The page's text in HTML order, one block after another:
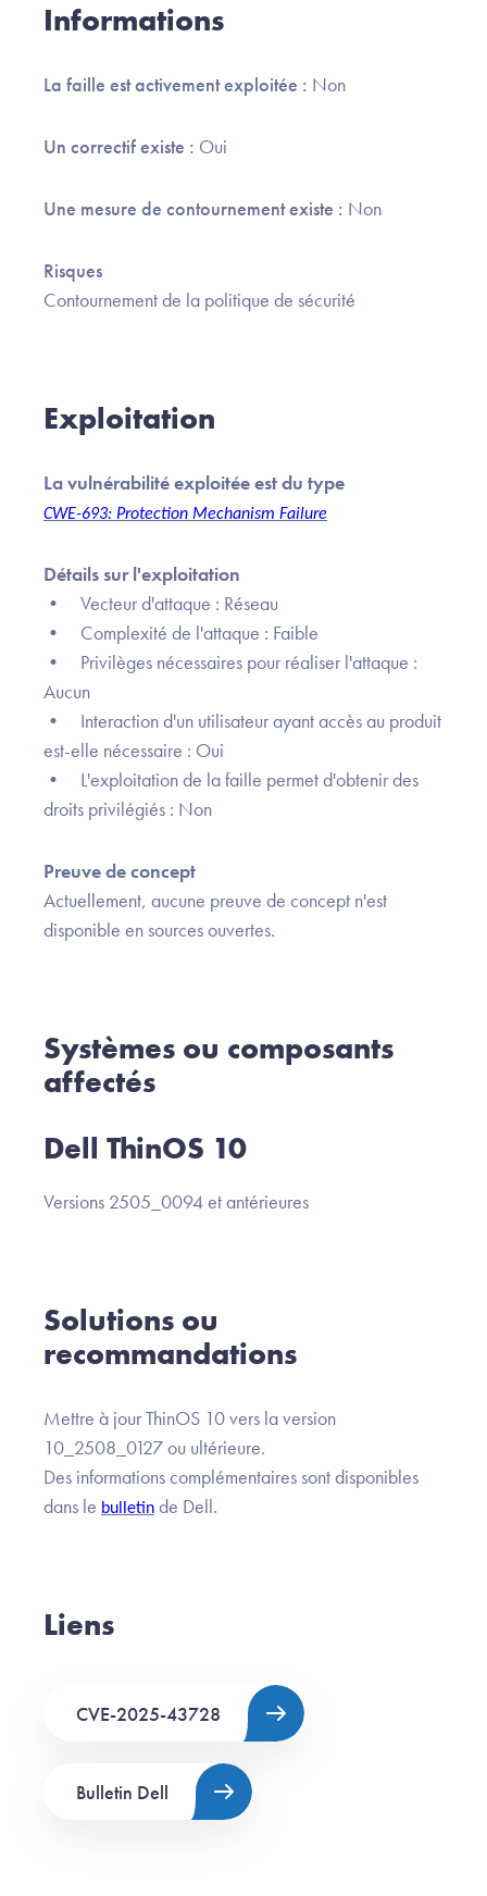
Informations
La faille est activement exploitée : Non
Un correctif existe : Oui
Une mesure de contournement existe : Non
Risques
Contournement de la politique de sécurité
Exploitation
La vulnérabilité exploitée est du type
CWE-693: Protection Mechanism Failure
Détails sur l'exploitation
• Vecteur d'attaque : Réseau
• Complexité de l'attaque : Faible
• Privilèges nécessaires pour réaliser l'attaque :
Aucun
• Interaction d'un utilisateur ayant accès au produit
est-elle nécessaire : Oui
• L'exploitation de la faille permet d'obtenir des
droits privilégiés : Non
Preuve de concept
Actuellement, aucune preuve de concept n'est
disponible en sources ouvertes.
Systèmes ou composants
affectés
Dell ThinOS 10
Versions 2505_0094 et antérieures
Solutions ou
recommandations
Mettre à jour ThinOS 10 vers la version
10_2508_0127 ou ultérieure.
Des informations complémentaires sont disponibles
dans le bulletin de Dell.
Liens
CVE-2025-43728
Bulletin Dell